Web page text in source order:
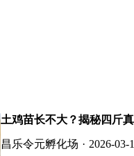
土鸡苗长不大？揭秘四斤
昌乐令元孵化场 · 2026-03-